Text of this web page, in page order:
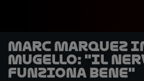
Marc Marquez
Mugello: "Il
funziona bene"